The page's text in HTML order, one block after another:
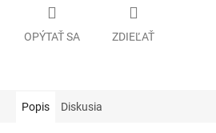
OPÝTAŤ SA ZDIEĽAŤ
Popis Diskusia